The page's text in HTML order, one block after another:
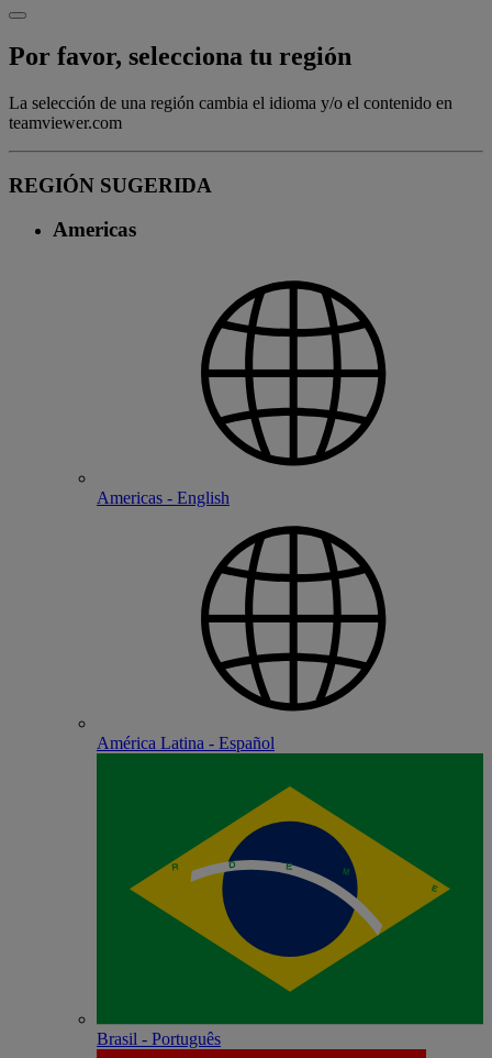
Por favor, selecciona tu región
La selección de una región cambia el idioma y/o el contenido en
teamviewer.com
REGIÓN SUGERIDA
Americas
Americas - English
América Latina - Español
Brasil - Português